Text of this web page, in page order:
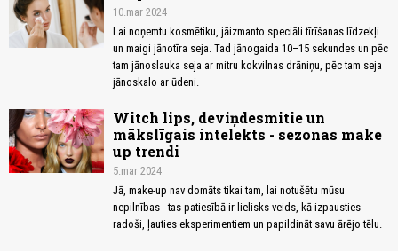
10.mar 2024
Lai noņemtu kosmētiku, jāizmanto speciāli tīrīšanas līdzekļi
un maigi jānotīra seja. Tad jānogaida 10–15 sekundes un pēc
tam jānoslauka seja ar mitru kokvilnas drāniņu, pēc tam seja
jānoskalo ar ūdeni.
Witch lips, deviņdesmitie un
mākslīgais intelekts - sezonas make
up trendi
5.mar 2024
Jā, make-up nav domāts tikai tam, lai notušētu mūsu
nepilnības - tas patiesībā ir lielisks veids, kā izpausties
radoši, ļauties eksperimentiem un papildināt savu ārējo tēlu.